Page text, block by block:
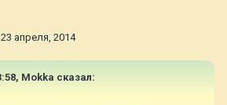
23 апреля, 2014
Mokka сказал: